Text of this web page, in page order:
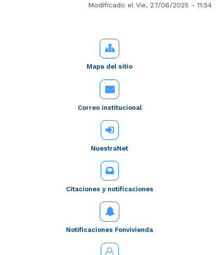
Modificado el Vie, 27/06/2025 - 11:54
Mapa del sitio
Correo institucional
NuestraNet
Citaciones y notificaciones
Notificaciones Fonvivienda